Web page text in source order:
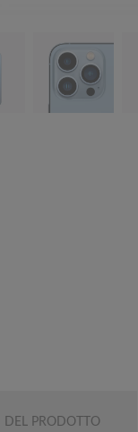
DEL PRODOTTO